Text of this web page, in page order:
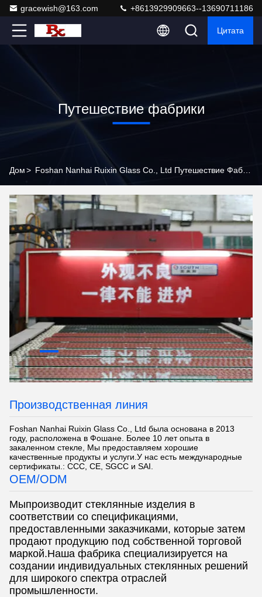
gracewish@163.com +8613929909663--13690711186
Цитата
Путешествие фабрики
Дом>
Производственная линия
Foshan Nanhai Ruixin Glass Co., Ltd была основана в 2013
году, расположена в Фошане. Более 10 лет опыта в
закаленном стекле, Мы предоставляем хорошие
качественные продукты и услуги.У нас есть международные
сертификаты.: CCC, CE, SGCC и SAI.
OEM/ODM
Мыпроизводит стеклянные изделия в
соответствии со спецификациями,
предоставленными заказчиками, которые затем
продают продукцию под собственной торговой
маркой.Наша фабрика специализируется на
создании индивидуальных стеклянных решений
для широкого спектра отраслей
промышленности.